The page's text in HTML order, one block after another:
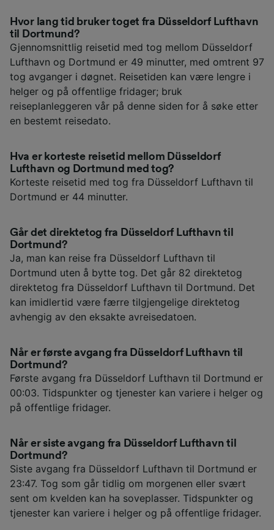
Hvor lang tid bruker toget fra Düsseldorf Lufthavn
til Dortmund?
Gjennomsnittlig reisetid med tog mellom Düsseldorf
Lufthavn og Dortmund er 49 minutter, med omtrent 97
tog avganger i døgnet. Reisetiden kan være lengre i
helger og på offentlige fridager; bruk
reiseplanleggeren vår på denne siden for å søke etter
en bestemt reisedato.
Hva er korteste reisetid mellom Düsseldorf
Lufthavn og Dortmund med tog?
Korteste reisetid med tog fra Düsseldorf Lufthavn til
Dortmund er 44 minutter.
Går det direktetog fra Düsseldorf Lufthavn til
Dortmund?
Ja, man kan reise fra Düsseldorf Lufthavn til
Dortmund uten å bytte tog. Det går 82 direktetog
direktetog fra Düsseldorf Lufthavn til Dortmund. Det
kan imidlertid være færre tilgjengelige direktetog
avhengig av den eksakte avreisedatoen.
Når er første avgang fra Düsseldorf Lufthavn til
Dortmund?
Første avgang fra Düsseldorf Lufthavn til Dortmund er
00:03. Tidspunkter og tjenester kan variere i helger og
på offentlige fridager.
Når er siste avgang fra Düsseldorf Lufthavn til
Dortmund?
Siste avgang fra Düsseldorf Lufthavn til Dortmund er
23:47. Tog som går tidlig om morgenen eller svært
sent om kvelden kan ha soveplasser. Tidspunkter og
tjenester kan variere i helger og på offentlige fridager.